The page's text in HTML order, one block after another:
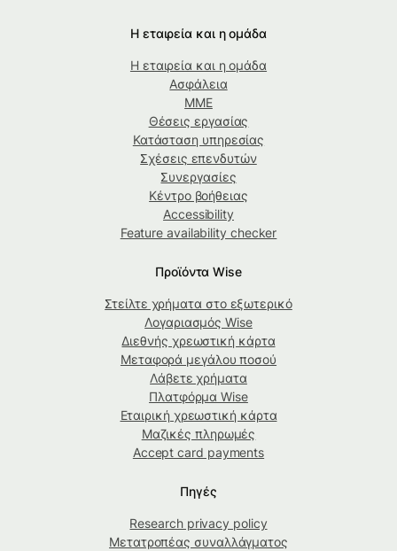
Η εταιρεία και η ομάδα
Η εταιρεία και η ομάδα
Ασφάλεια
ΜΜΕ
Θέσεις εργασίας
Κατάσταση υπηρεσίας
Σχέσεις επενδυτών
Συνεργασίες
Κέντρο βοήθειας
Accessibility
Feature availability checker
Προϊόντα Wise
Στείλτε χρήματα στο εξωτερικό
Λογαριασμός Wise
Διεθνής χρεωστική κάρτα
Μεταφορά μεγάλου ποσού
Λάβετε χρήματα
Πλατφόρμα Wise
Εταιρική χρεωστική κάρτα
Μαζικές πληρωμές
Accept card payments
Πηγές
Research privacy policy
Μετατροπέας συναλλάγματος